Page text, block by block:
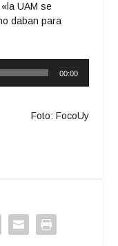
UAM se
daban para
00:00
Foto: FocoUy